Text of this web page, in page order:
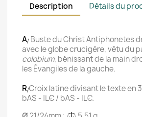
Description Détails du
A/ Buste du Christ Antiphonetes
avec le globe crucigère, vêtu du
colobium, bénissant de la main
les Évangiles de la gauche.
R/Croix latine divisant le texte en
bAS - ILЄ / bAS - ILЄ.